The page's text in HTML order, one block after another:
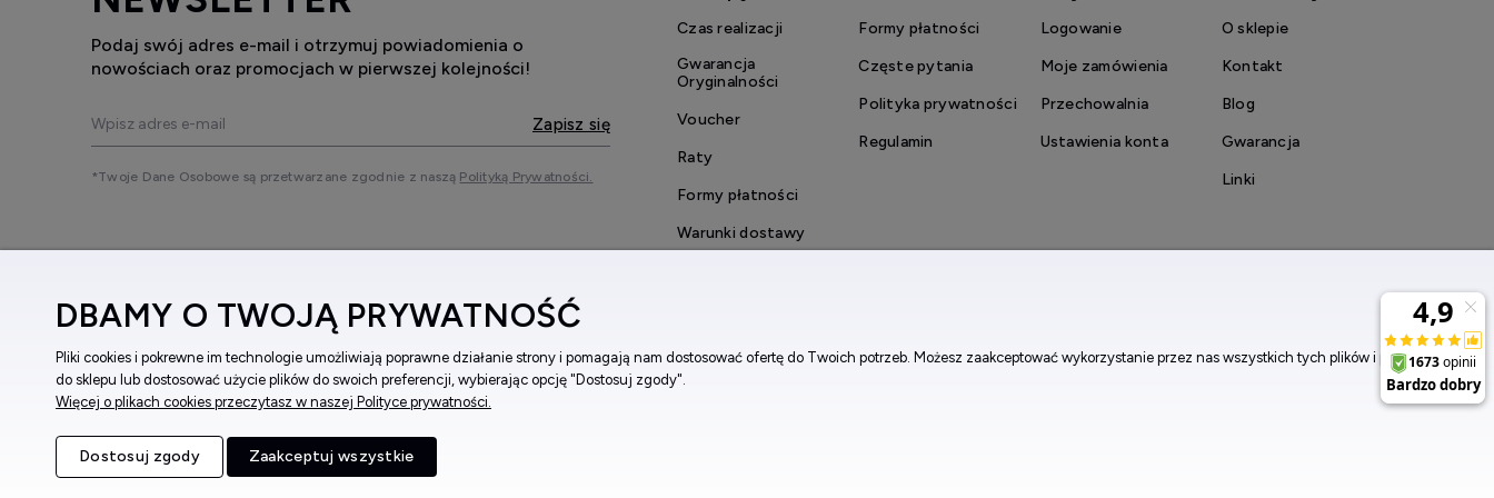
funkcja chronografu,
datownik (dzień miesiąca),
szkło szafirowe odporne na zarysowania,
koperta ze stali nierdzewnej wysokiej jakości,
zakręcana koronka (w modelach sportowych),
obrotowy bezel (modele diver),
ModelSwiss Military Hanowa 200 m
Zegarki Swiss Military Hanowa męskie i damskie – popularne frazy
Podaj swój adres e-mail i otrzymuj powiadomienia o
nowościach oraz promocjach w pierwszej kolejności!
Zapisz się
*Twoje Dane Osobowe są przetwarzane zgodnie z naszą Polityką Prywatności.
Czas realizacji
Gwarancja
Oryginalności
Voucher
Raty
Formy płatności
Warunki dostawy
Formy płatności
Częste pytania
Polityka prywatności
Regulamin
Logowanie
Moje zamówienia
Przechowalnia
Ustawienia konta
O sklepie
Kontakt
Blog
Gwarancja
Linki
Kontakt obsluga@zegarkinareke.pl
DBAMY O TWOJĄ PRYWATNOŚĆ
Pliki cookies i pokrewne im technologie umożliwiają poprawne działanie strony i pomagają nam dostosować ofertę do Twoich potrzeb. Możesz zaakceptować wykorzystanie przez nas wszystkich tych plików i przejść
do sklepu lub dostosować użycie plików do swoich preferencji, wybierając opcję "Dostosuj zgody".
Więcej o plikach cookies przeczytasz w naszej Polityce prywatności.
Dostosuj zgody Zaakceptuj wszystkie